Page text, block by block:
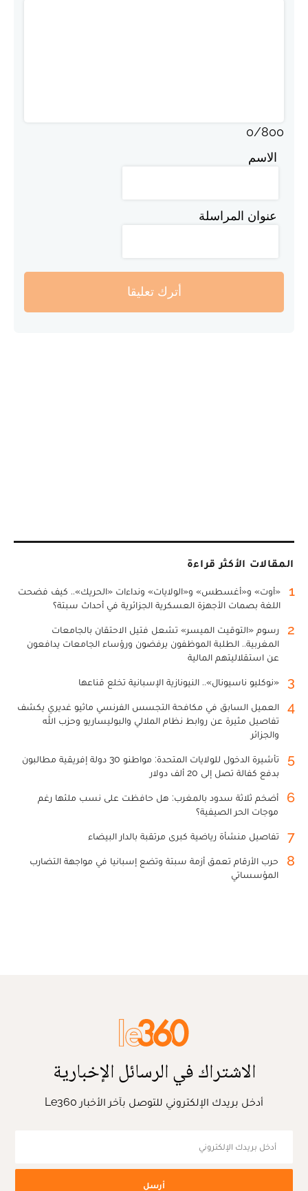
0/800
الاسم
عنوان المراسلة
أترك تعليقا
المقالات الأكثر قراءة
1
«أوت» و«أغسطس» و«الولايات» ونداءات «الحريك».. كيف فضحت
اللغة بصمات الأجهزة العسكرية الجزائرية في أحداث سبتة؟
2
رسوم «التوقيت الميسر» تشعل فتيل الاحتقان بالجامعات
المغربية.. الطلبة الموظفون يرفضون ورؤساء الجامعات يدافعون
عن استقلاليتهم المالية
3 «نوكليو ناسيونال».. النيونازية الإسبانية تخلع قناعها
4
العميل السابق في مكافحة التجسس الفرنسي ماثيو غديري يكشف
تفاصيل مثيرة عن روابط نظام الملالي والبوليساريو وحزب الله
والجزائر
5
تأشيرة الدخول للولايات المتحدة: مواطنو 30 دولة إفريقية مطالبون
بدفع كفالة تصل إلى 20 ألف دولار
6
أضخم ثلاثة سدود بالمغرب: هل حافظت على نسب ملئها رغم
موجات الحر الصيفية؟
7 تفاصيل منشأة رياضية كبرى مرتقبة بالدار البيضاء
8
حرب الأرقام تعمق أزمة سبتة وتضع إسبانيا في مواجهة التضارب
المؤسساتي
الاشتراك في الرسائل الإخبارية
أدخل بريدك الإلكتروني للتوصل بآخر الأخبار Le360
أرسل